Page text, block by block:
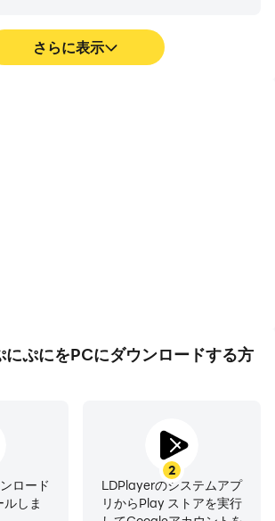
さらに表示
にぷにをPCにダウンロードする方
ロード
しま
2
LDPlayerのシステムアプ
リからPlay ストアを実行